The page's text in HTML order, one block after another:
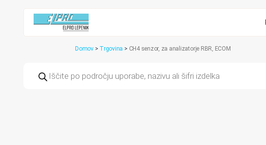
Domov > Trgovina > CH4 senzor, za analizatorje RBR, ECOM
search